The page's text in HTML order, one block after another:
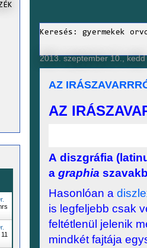
Keresés: gyermekek
2013. szeptember 10., kedd
AZ
AZ
A diszgráfia
a graphia
Hasonlóan a
is legfeljebb csak
feltétlenül jelenik
mindkét fajtája
11